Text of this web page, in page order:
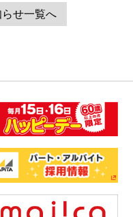
せ一覧へ